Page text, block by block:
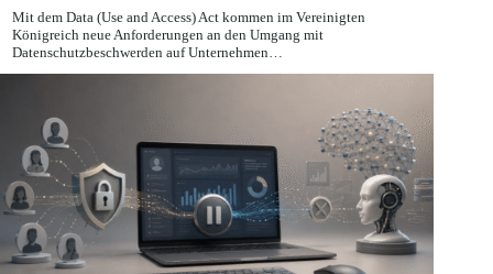
24.07.2026
Mit dem Data (Use and Access) Act kommen im Vereinigten
Königreich neue Anforderungen an den Umgang mit
Datenschutzbeschwerden auf Unternehmen…